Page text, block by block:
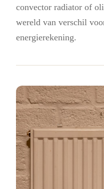
convector radiator of
wereld van verschil
energierekening.